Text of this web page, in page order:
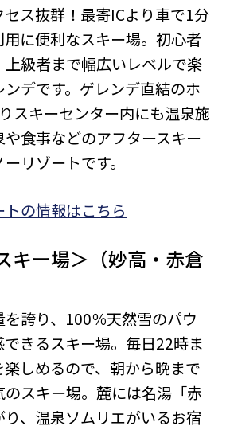
ス抜群！最寄ICより車で1分
用に便利なスキー場。初心者
級者まで幅広いレベルで楽
ンデです。ゲレンデ直結のホ
スキーセンター内にも温泉施
食事などのアフタースキー
リゾートです。
の情報はこちら
キー場＞（妙高・赤倉
誇り、100％天然雪のパウ
きるスキー場。毎日22時ま
しめるので、朝から晩まで
スキー場。麓には名湯「赤
、温泉ソムリエがいるお宿